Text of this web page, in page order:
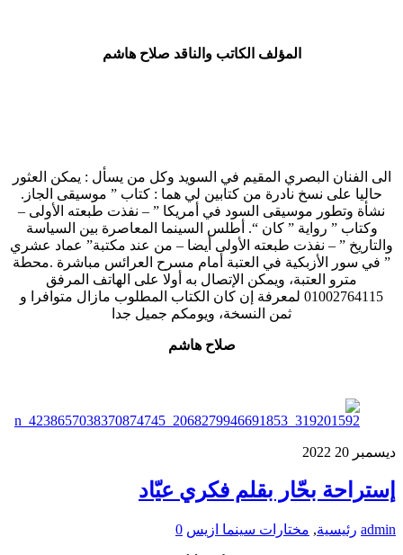
المؤلف الكاتب والناقد صلاح هاشم
الى الفنان البصري المقيم في السويد وكل من يسأل : يمكن العثور
حاليا على نسخ نادرة من كتابين لي هما : كتاب ” موسيقى الجاز.
نشأة وتطور موسيقى السود في أمريكا ” – نفذت طبعته الأولى –
وكتاب ” رواية ” كان “. أطلس السينما المعاصرة بين السياسة
والتاريخ ” – نفذت طبعته الأولى أيضا – من عند مكتبة” عماد عشري
” في سور الأزبكية في العتبة أمام مسرح العرائس مباشرة .محطة
مترو العتبة، ويمكن الإتصال به أولا على الهاتف المرفق
01002764115 لمعرفة إن كان الكتاب المطلوب مازال متوافرا و
ثمن النسخة، ويومكم جميل جدا
صلاح هاشم
ديسمبر 20
2022
إستراحة بحّار بقلم فكري عيّاد
admin رئيسية, مختارات سينما ازيس 0